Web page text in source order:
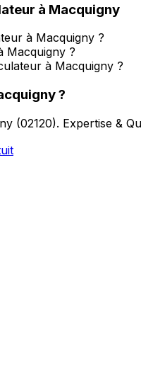
à Macquigny
à Macquigny ?
Macquigny ?
à Macquigny ?
?
(02120). Expertise &